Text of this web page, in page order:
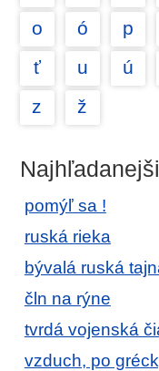
o
ó p
ť
u ú
z
ž
pomýľ sa !
ruská rieka
bývalá ruská
čln na rýne
tvrdá vojenská
vzduch, po